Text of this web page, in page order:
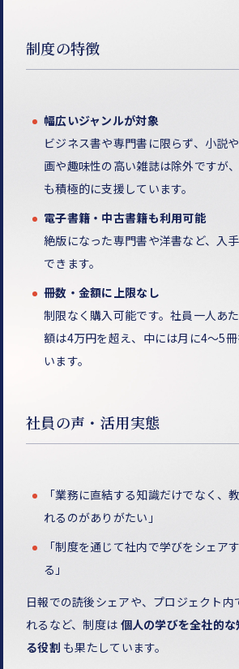
制度の特徴
幅広いジャンルが対象
ビジネス書や専門書に限らず、小説
画や趣味性の高い雑誌は除外ですが
も積極的に支援しています。
電子書籍・中古書籍も利用可能
絶版になった専門書や洋書など、入
できます。
冊数・金額に上限なし
制限なく購入可能です。社員一人あ
額は4万円を超え、中には月に4〜5
います。
社員の声・活用実態
「業務に直結する知識だけでなく、
れるのがありがたい」
「制度を通じて社内で学びをシェア
る」
日報での読後シェアや、プロジェクト内
れるなど、制度は 個人の学びを全社的
る役割 も果たしています。